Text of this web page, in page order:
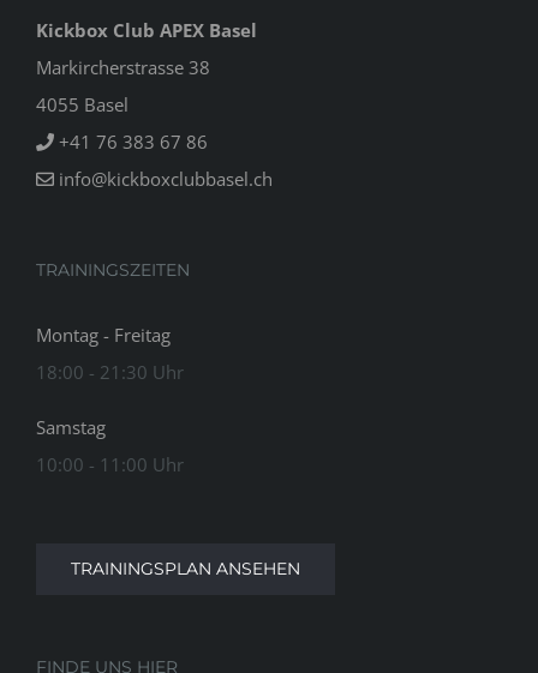
Kickbox Club APEX Basel
Markircherstrasse 38
4055 Basel
+41 76 383 67 86
info@kickboxclubbasel.ch
TRAININGSZEITEN
Montag - Freitag
18:00 - 21:30 Uhr
Samstag
10:00 - 11:00 Uhr
TRAININGSPLAN ANSEHEN
FINDE UNS HIER